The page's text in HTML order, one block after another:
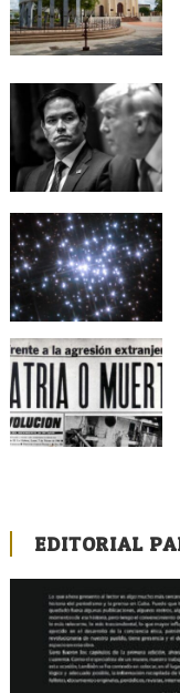
EDITORIAL